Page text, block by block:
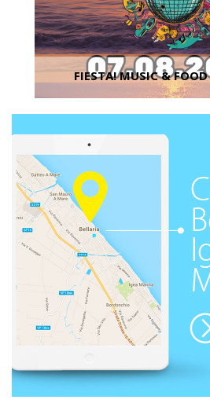
FIESTA! MUSIC &